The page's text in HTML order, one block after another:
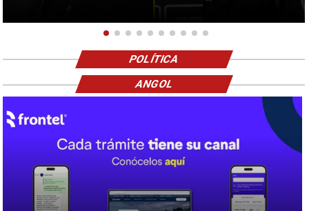
POLÍTICA
ANGOL